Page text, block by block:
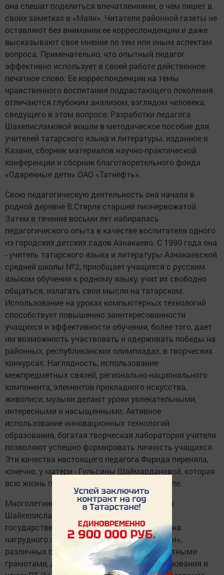
она спешит поделиться впечатлениями, о чем пишет в
своих заметках в «Маяк». Читатели районной газеты не
оставляют без внимания ее корреспонденции и даже
высказывают свое мнение по тем или иным аспектам
вопроса. Примечательно, что опытный педагог
эффективно использует в своей работе действенное
печатное слово. Ее корреспонденции на темы
нравственного воспитания подрастающего поколения
отличаются глубоким анализом, взглядом человека,
сведущего в этом вопросе. Разработки педагога
Шахелисламовой вошли в методическое пособие для
учителей татарского языка и литературы, изданное в
Казани, сборник материалов научно-практической
конференции и сборник благотворительного фонда
«Одаренные дети» ОАО «Татнефть».
Свою педагогическую деятельность она начала в
родной деревне В.Стярле старшей пионервожатой.
Затем в течение восьми лет набиралась
педагогического опыта в качестве воспитателя одного
из городских детских садов Азнакаево. С 1990 года она
- учитель татарского языка и литературы Азнакаевской
средней школы №2, приобщает учащихся с русским
языком обучения к родному языку, учит их свободно
общаться, излагать свои мысли на татарском.
Использование на уроках компьютерных технологий
способствует повышению заинтересованности
учащихся и эффективности обучения, более того, дает
им возможность участвовать и одерживать победы на
районных, республиканских олимпиадах, в творческих
конкурсах. Наглядность, использование
межпредметных связей, регионально-национального
компонента, элементов прикладного искусства,
живописи, музыки делают уроки увлекательными,
интересными и насыщенными. Активное
использование инновационных технологий
образования, богатая творческая лаборатория учителя
позволяют успешно формировать личность учащихся.
Эти качества настоящего педагога Фарида переняла,
конечно, у матери - Гульсины Шаймардановой, которая
всю жизнь проработала в Старлинской школе.
Многолетний добросовестный труд Фариды
Шайхелисламовой отмечен высокими
государственными наградами: она удостоена
нагрудного знака «За заслуги в образовании»,
различных сертификатов, награждена Почетными
грамотами, дипломами министерства образования и